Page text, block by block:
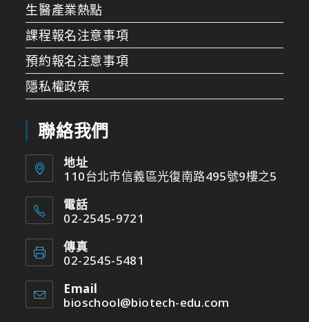
生醫產業熱點
課程報名注意事項
預約報名注意事項
隱私權政策
聯絡我們
地址
110台北市信義區光復南路495號9樓之5
電話
02-2545-9721
傳真
02-2545-5481
Email
bioschool@biotech-edu.com